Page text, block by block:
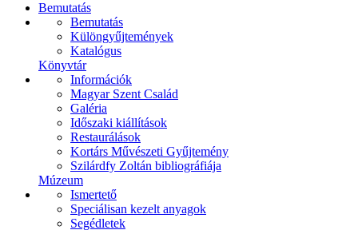
Bemutatás
Bemutatás
Különgyűjtemények
Katalógus
Könyvtár
Információk
Magyar Szent Család
Galéria
Időszaki kiállítások
Restaurálások
Kortárs Művészeti Gyűjtemény
Szilárdfy Zoltán bibliográfiája
Múzeum
Ismertető
Speciálisan kezelt anyagok
Segédletek